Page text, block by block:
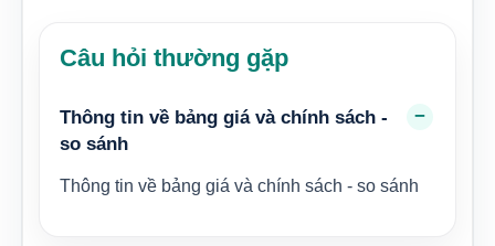
Câu hỏi thường gặp
Thông tin về bảng giá và chính sách -
so sánh
Thông tin về bảng giá và chính sách - so sánh